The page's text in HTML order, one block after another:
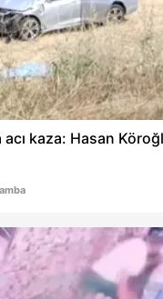
Metnimizi
olarak kullanılan
tıklayınız.
kaza: Hasan